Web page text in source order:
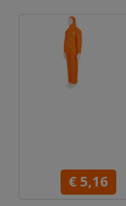
€ 5,16